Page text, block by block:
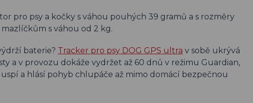
pro psy a kočky s váhou pouhých 39 gramů a s rozměry
s váhou od 2 kg.
baterie? Tracker pro psy DOG GPS ultra v sobě ukrývá
a v provozu dokáže vydržet až 60 dnů v režimu Guardian,
a hlásí pohyb chlupáče až mimo domácí bezpečnou